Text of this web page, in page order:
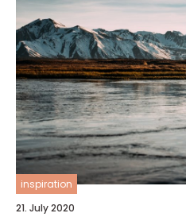
inspiration
21. July 2020